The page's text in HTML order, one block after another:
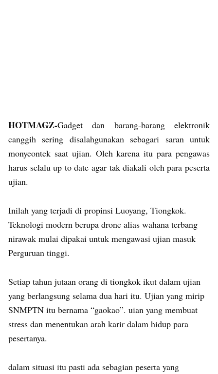
HOTMAGZ-Gadget dan barang-barang elektronik
canggih sering disalahgunakan sebagari saran untuk
monyeontek saat ujian. Oleh karena itu para pengawas
harus selalu up to date agar tak diakali oleh para peserta
ujian.
Inilah yang terjadi di propinsi Luoyang, Tiongkok.
Teknologi modern berupa drone alias wahana terbang
nirawak mulai dipakai untuk mengawasi ujian masuk
Perguruan tinggi.
Setiap tahun jutaan orang di tiongkok ikut dalam ujian
yang berlangsung selama dua hari itu. Ujian yang mirip
SNMPTN itu bernama “gaokao”. uian yang membuat
stress dan menentukan arah karir dalam hidup para
pesertanya.
dalam situasi itu pasti ada sebagian peserta yang